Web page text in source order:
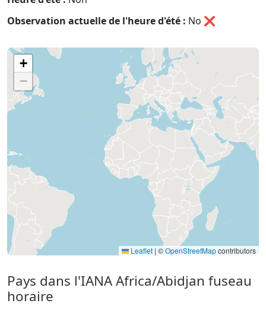
Observation actuelle de l'heure d'été : No ❌
+
−
Leaflet | ©OpenStreetMapcontributors
Pays dans l'IANA Africa/Abidjan fuseau
horaire